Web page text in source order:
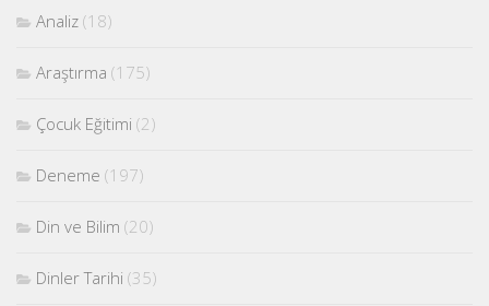
Analiz (18)
Araştırma (175)
Çocuk Eğitimi (2)
Deneme (197)
Din ve Bilim (20)
Dinler Tarihi (35)